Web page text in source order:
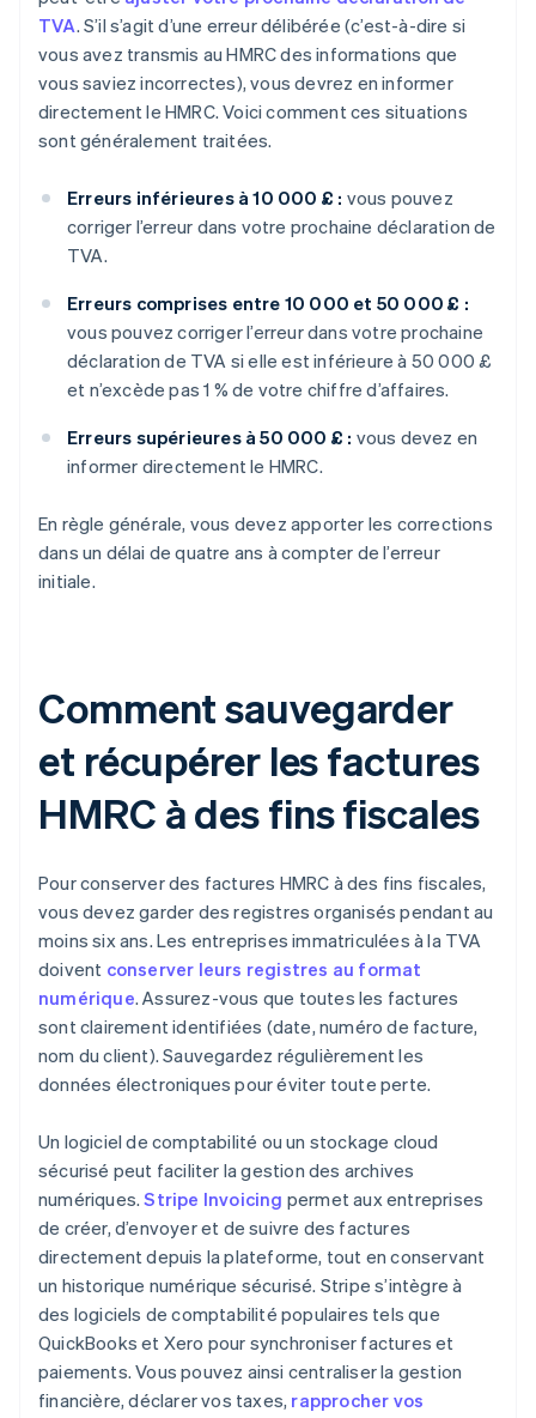
TVA. S’il s’agit d’une erreur délibérée (c’est-à-dire si
vous avez transmis au HMRC des informations que
vous saviez incorrectes), vous devrez en informer
directement le HMRC. Voici comment ces situations
sont généralement traitées.
Erreurs inférieures à 10 000 £ : vous pouvez
corriger l’erreur dans votre prochaine déclaration de
TVA.
Erreurs comprises entre 10 000 et 50 000 £ :
vous pouvez corriger l’erreur dans votre prochaine
déclaration de TVA si elle est inférieure à 50 000 £
et n’excède pas 1 % de votre chiffre d’affaires.
Erreurs supérieures à 50 000 £ : vous devez en
informer directement le HMRC.
En règle générale, vous devez apporter les corrections
dans un délai de quatre ans à compter de l’erreur
initiale.
Comment sauvegarder
et récupérer les factures
HMRC à des fins fiscales
Pour conserver des factures HMRC à des fins fiscales,
vous devez garder des registres organisés pendant au
moins six ans. Les entreprises immatriculées à la TVA
doivent conserver leurs registres au format
numérique. Assurez-vous que toutes les factures
sont clairement identifiées (date, numéro de facture,
nom du client). Sauvegardez régulièrement les
données électroniques pour éviter toute perte.
Un logiciel de comptabilité ou un stockage cloud
sécurisé peut faciliter la gestion des archives
numériques.Stripe Invoicing permet aux entreprises
de créer, d’envoyer et de suivre des factures
directement depuis la plateforme, tout en conservant
un historique numérique sécurisé. Stripe s’intègre à
des logiciels de comptabilité populaires tels que
QuickBooks et Xero pour synchroniser factures et
paiements. Vous pouvez ainsi centraliser la gestion
financière, déclarer vos taxes, rapprocher vos